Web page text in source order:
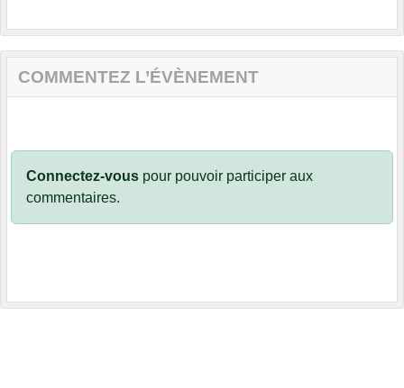
COMMENTEZ L’ÉVÈNEMENT
Connectez-vous pour pouvoir participer aux
commentaires.